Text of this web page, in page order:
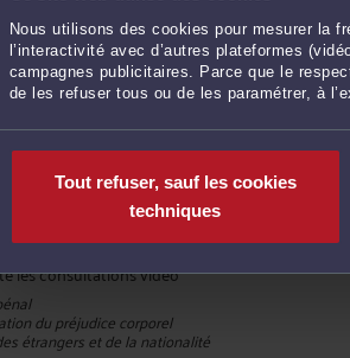
Nous utilisons des cookies pour mesurer la
l’interactivité avec d’autres plateformes
campagnes publicitaires. Parce que le
de les refuser tous ou de les paramétrer, à
Tout refuser, sauf les cookies
techniques
des affaires et de la concurrence
travail
BONNERY-FOUTER
STOCKHOLM 75008 PARIS
travail
CHANTRE
RIVOLI 75004 PARIS
les consultations vidéo
du préjudice corporel
étrangers et de la nationalité